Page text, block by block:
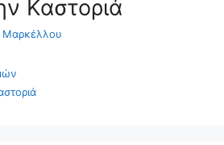
Καστοριά
Μαρκέλλου